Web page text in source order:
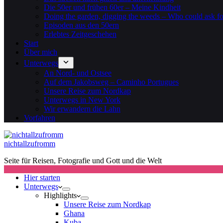
Die 50er und frühen 60er – Meine Kindheit
Doing the garden, digging the weeds – Who could ask
Episoden aus den 50ern
Erlebtes Zeitgeschehen
Start
Über mich
Unterwegs
An Nord- und Ostsee
Auf dem Jakobsweg – Caminho Portugues
Unsere Reise zum Nordkap
Unterwegs in New York
Wir erwandern die Lahn
Vorfahren
nichtallzufromm
Seite für Reisen, Fotografie und Gott und die Welt
Hier starten
Unterwegs
Highlights
Unsere Reise zum Nordkap
Ghana